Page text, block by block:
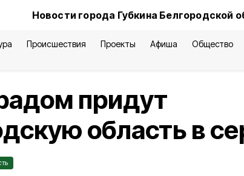
Новости города Губкина Белгородской
Происшествия Проекты Афиша Общество
придут
область в